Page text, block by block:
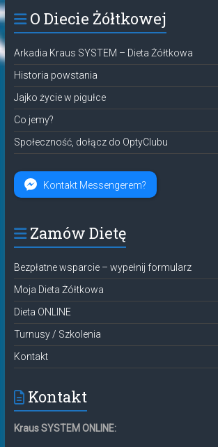
O Diecie Żółtkowej
Arkadia Kraus SYSTEM – Dieta Żółtkowa
Historia powstania
Jajko życie w pigułce
Co jemy?
Społeczność, dołącz do OptyClubu
Kontakt Messengerem?
Zamów Dietę
Bezpłatne wsparcie – wypełnij formularz
Moja Dieta Żółtkowa
Dieta ONLINE
Turnusy / Szkolenia
Kontakt
Kontakt
Kraus SYSTEM ONLINE: